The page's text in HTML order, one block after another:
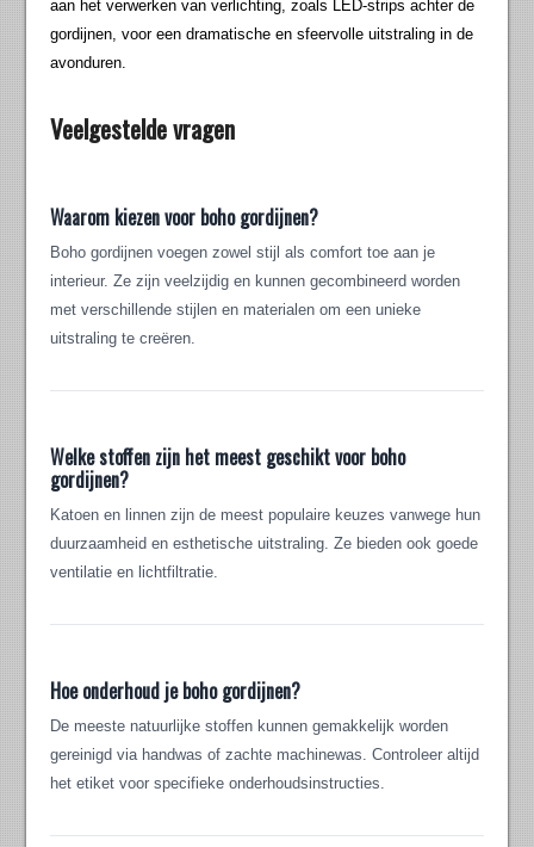
aan het verwerken van verlichting, zoals LED-strips achter de
gordijnen, voor een dramatische en sfeervolle uitstraling in de
avonduren.
Veelgestelde vragen
Waarom kiezen voor boho gordijnen?
Boho gordijnen voegen zowel stijl als comfort toe aan je
interieur. Ze zijn veelzijdig en kunnen gecombineerd worden
met verschillende stijlen en materialen om een unieke
uitstraling te creëren.
Welke stoffen zijn het meest geschikt voor boho
gordijnen?
Katoen en linnen zijn de meest populaire keuzes vanwege hun
duurzaamheid en esthetische uitstraling. Ze bieden ook goede
ventilatie en lichtfiltratie.
Hoe onderhoud je boho gordijnen?
De meeste natuurlijke stoffen kunnen gemakkelijk worden
gereinigd via handwas of zachte machinewas. Controleer altijd
het etiket voor specifieke onderhoudsinstructies.